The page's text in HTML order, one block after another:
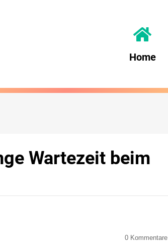
Home
Wartezeit beim
0 Kommentare